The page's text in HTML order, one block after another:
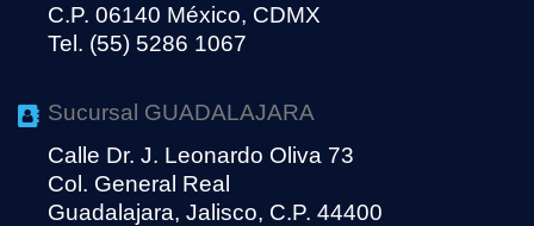
C.P. 06140 México, CDMX
Tel. (55) 5286 1067
Sucursal GUADALAJARA
Calle Dr. J. Leonardo Oliva 73
Col. General Real
Guadalajara, Jalisco, C.P. 44400